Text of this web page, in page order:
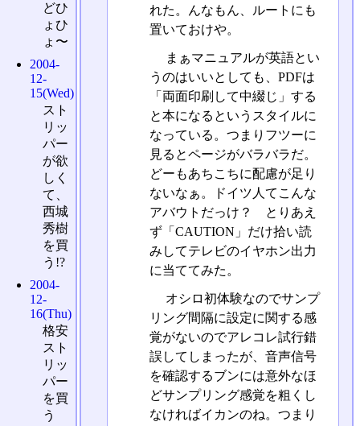
れた。んなもん、ルートにも
置いておけや。
まぁマニュアルが英語とい
うのはいいとしても、PDFは
「両面印刷して中綴じ」する
と本になるというスタイルに
なっている。つまりフツーに
見るとページがバラバラだ。
どーもあちこちに配慮が足り
ないなぁ。ドイツ人てこんな
アバウトだっけ？ とりあえ
ず「CAUTION」だけ拾い読
みしてテレビのイヤホン出力
に当ててみた。
オシロ初体験なのでサンプ
リング間隔に設定に関する感
覚がないのでアレコレ試行錯
誤してしまったが、音声信号
を確認するブンには意外なほ
どサンプリング感覚を粗くし
なければイカンのね。つまり
どひ
ょひ
ょ〜
2004-
12-
15(Wed)
スト
リッ
パー
が欲
しく
て、
西城
秀樹
を買
う!?
2004-
12-
16(Thu)
格安
スト
リッ
パー
を買
う